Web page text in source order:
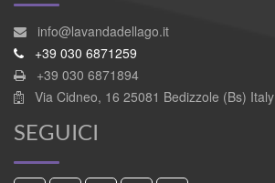
info@lavandadellago.it
+39 030 6871259
+39 030 6871894
Via Cidneo, 16 25081 Bedizzole (Bs) Italy
SEGUICI